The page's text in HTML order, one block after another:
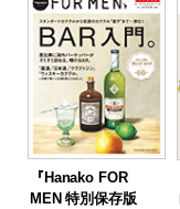
『Hanako FOR
MEN 特別保存版